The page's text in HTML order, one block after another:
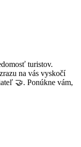
turistov.
na vás vyskočí
🤝. Ponúkne vám,